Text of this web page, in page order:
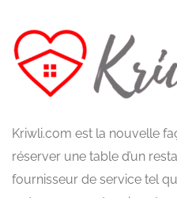
Kriwli.com est la nouvelle
réserver une table d’un
fournisseur de service tel